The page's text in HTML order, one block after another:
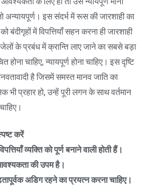
अन्यायपूर्ण। इस संदर्भ में रूस की जारशाही का
में विपत्तियाँ सहन करना ही जारशाही
के प्रबंध में क्रान्ति लाए जाने का सबसे बड़ा
होना चाहिए, न्यायपूर्ण होना चाहिए। इस दृष्टि
है जिसमें समस्त मानव जाति का
भी प्रहार हो, उन्हें पूरी लगन के साथ वर्तमान
करें
व्यक्ति को पूर्ण बनाने वाली होती हैं।
की उपम है।
अडिग रहने का प्रयत्न करना चाहिए।